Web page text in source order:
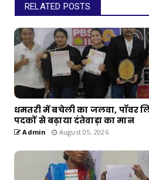
RELATED POSTS
धमतरी में बचेली का जलवा, पॉवर
पदकों से बढ़ाया दंतेवाड़ा का मान
Admin August 05, 2026